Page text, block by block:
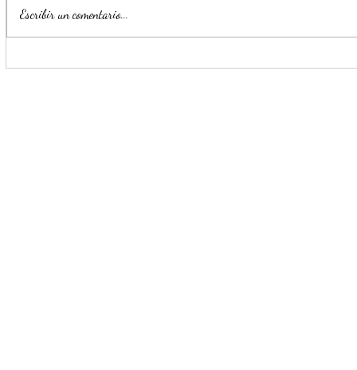
Estrategia Escudo permite
Llama
Escribir un comentario...